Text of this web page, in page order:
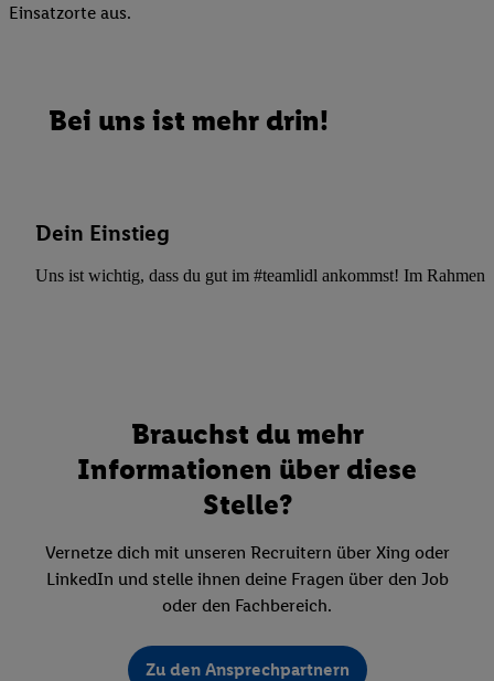
Einsatzorte aus.
Bei uns ist mehr drin!
Dein Einstieg
Uns ist wichtig, dass du gut im #teamlidl ankommst! Im Rahmen
Brauchst du mehr
Informationen über diese
Stelle?
Vernetze dich mit unseren Recruitern über Xing oder
LinkedIn und stelle ihnen deine Fragen über den Job
oder den Fachbereich.
Zu den Ansprechpartnern